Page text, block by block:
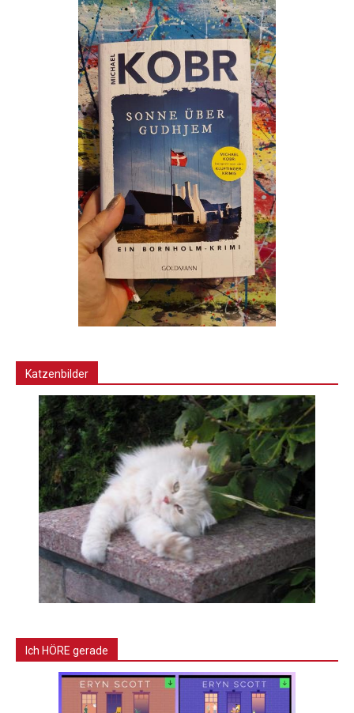
Katzenbilder
Ich HÖRE gerade